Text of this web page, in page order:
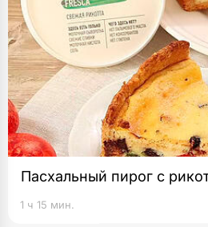
Пасхальный пирог с
1 ч 15 мин.